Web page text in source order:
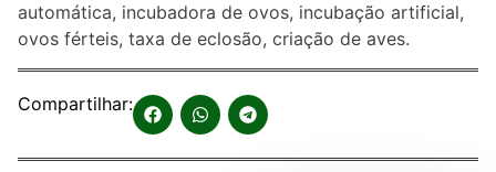
automática, incubadora de ovos, incubação artificial,
ovos férteis, taxa de eclosão, criação de aves.
Compartilhar: